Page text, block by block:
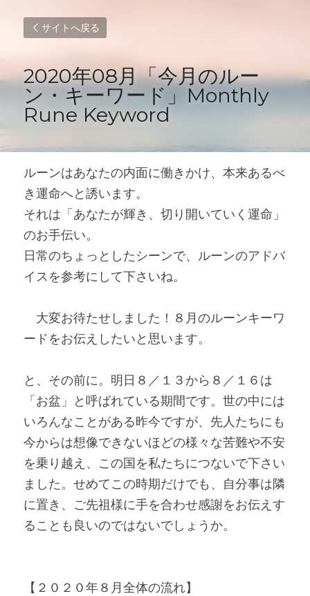
サイトへ戻る
2020年08月「今月のルー
ン・キーワード」Monthly
Rune Keyword
ルーンはあなたの内面に働きかけ、本来あるべ
き運命へと誘います。
それは「あなたが輝き、切り開いていく運命」
のお手伝い。
日常のちょっとしたシーンで、ルーンのアドバ
イスを参考にして下さいね。
大変お待たせしました！８月のルーンキーワ
ードをお伝えしたいと思います。
と、その前に。明日８／１３から８／１６は
「お盆」と呼ばれている期間です。世の中には
いろんなことがある昨今ですが、先人たちにも
今からは想像できないほどの様々な苦難や不安
を乗り越え、この国を私たちにつないで下さい
ました。せめてこの時期だけでも、自分事は隣
に置き、ご先祖様に手を合わせ感謝をお伝えす
ることも良いのではないでしょうか。
【２０２０年８月全体の流れ】